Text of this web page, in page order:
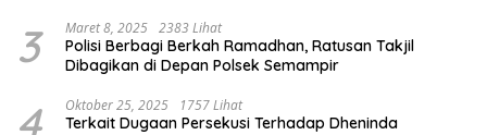
3 Maret 8, 2025 2383 Lihat
Polisi Berbagi Berkah Ramadhan, Ratusan Takjil
Dibagikan di Depan Polsek Semampir
4 Oktober 25, 2025 1757 Lihat
Terkait Dugaan Persekusi Terhadap Dheninda